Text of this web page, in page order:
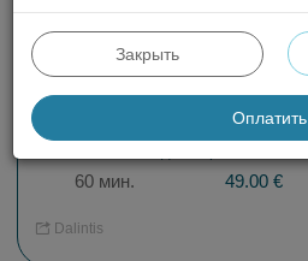
60 мин. 49.00 €
Увлажняющая процедура
60 мин. 49.00 €
Dalintis
Закрыть
Оплатить